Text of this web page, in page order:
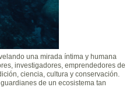
una mirada íntima y humana
investigadores, emprendedores de
ciencia, cultura y conservación.
de un ecosistema tan